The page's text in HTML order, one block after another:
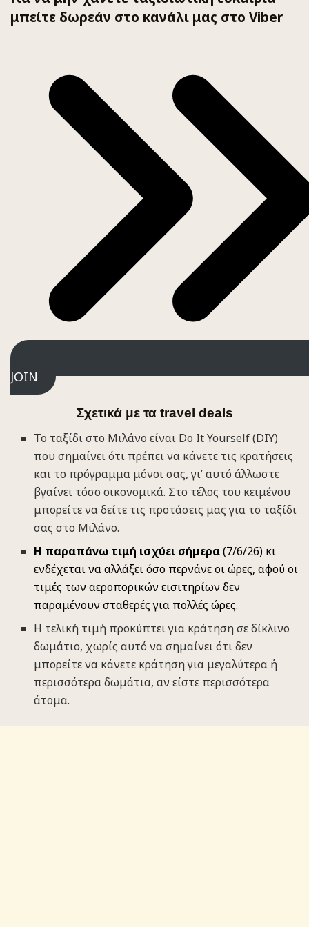
μπείτε δωρεάν στο κανάλι μας στο Viber
JOIN
Σχετικά με τα travel deals
Το ταξίδι στο Μιλάνο είναι Do It Yourself (DIY)
που σημαίνει ότι πρέπει να κάνετε τις κρατήσεις
και το πρόγραμμα μόνοι σας, γι’ αυτό άλλωστε
βγαίνει τόσο οικονομικά. Στο τέλος του κειμένου
μπορείτε να δείτε τις προτάσεις μας για το ταξίδι
σας στο Μιλάνο.
Η παραπάνω τιμή ισχύει σήμερα(7/6/26) κι
ενδέχεται να αλλάξει όσο περνάνε οι ώρες, αφού οι
τιμές των αεροπορικών εισιτηρίων δεν
παραμένουν σταθερές για πολλές ώρες.
Η τελική τιμή προκύπτει για κράτηση σε δίκλινο
δωμάτιο, χωρίς αυτό να σημαίνει ότι δεν
μπορείτε να κάνετε κράτηση για μεγαλύτερα ή
περισσότερα δωμάτια, αν είστε περισσότερα
άτομα.